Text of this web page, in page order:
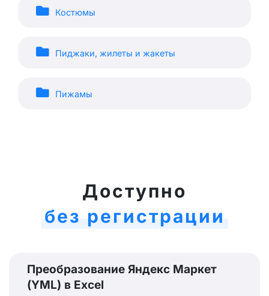
Костюмы
Пиджаки, жилеты и жакеты
Пижамы
Доступно
без регистрации
Преобразование Яндекс Маркет
(YML) в Excel